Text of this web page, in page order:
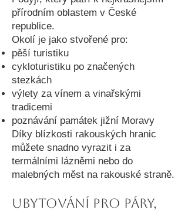
přírodním oblastem v České
republice.
Okolí je jako stvořené pro:
pěší turistiku
cykloturistiku po značených
stezkách
výlety za vínem a vinařskými
tradicemi
poznávání památek jižní Moravy
Díky blízkosti rakouských hranic
můžete snadno vyrazit i za
termálními lázněmi nebo do
malebných měst na rakouské straně.
Ubytování pro páry,